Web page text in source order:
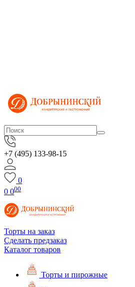
+7 (495) 133-98-15
0
0 000
Торты на заказ
Сделать предзаказ
Каталог товаров
Торты и пирожные